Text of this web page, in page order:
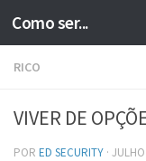
Skip to content
Como ser...
RICO
VIVER DE
POR ED SECURITY ·